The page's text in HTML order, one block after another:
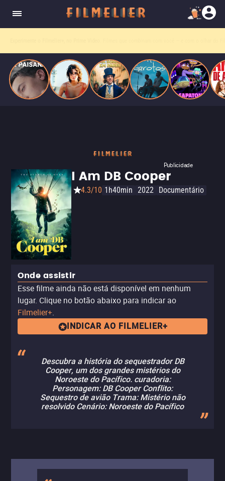
Publicidade
I Am DB Cooper
4.3/10 1h40min 2022 Documentário
Onde assistir
Esse filme ainda não está disponível em nenhum
lugar. Clique no botão abaixo para indicar ao
Filmelier+.
INDICAR AO FILMELIER+
Descubra a história do sequestrador DB
Cooper, um dos grandes mistérios do
Noroeste do Pacífico. curadoria:
Personagem: DB Cooper Conflito:
Sequestro de avião Trama: Mistério não
resolvido Cenário: Noroeste do Pacífico
quando se apaixona por um de seus alvos.